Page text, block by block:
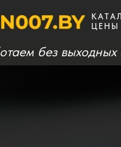
ЦЕНЫ
без